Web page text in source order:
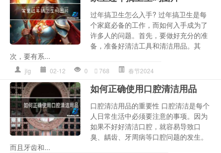
过年搞卫生怎么入手? 过年搞卫生是每
个家庭必备的工作，而如何入手成为了
许多人的问题。首先，要做好充分的准
备，准备好清洁工具和清洁用品。其
次，要有系...
jlg 02-12 0 768 春节2024
如何正确使用口腔清洁用品
口腔清洁用品的重要性 口腔清洁是每个
人日常生活中必须要注意的事项。因为
如果不好好清洁口腔，就容易导致口
臭、龋齿、牙周病等口腔问题的发生。
而且牙齿和...